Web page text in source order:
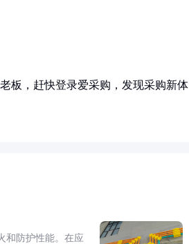
板，赶快登录爱采购，发现采购新体
和防护性能。在应